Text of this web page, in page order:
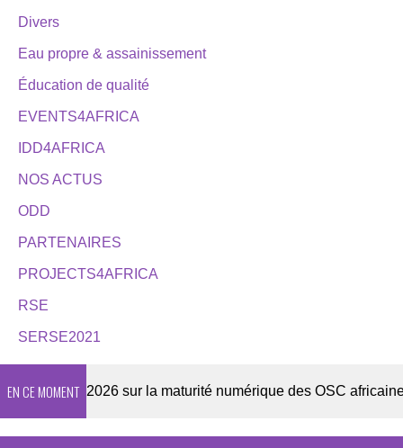
Divers
Eau propre & assainissement
Éducation de qualité
EVENTS4AFRICA
IDD4AFRICA
NOS ACTUS
ODD
PARTENAIRES
PROJECTS4AFRICA
RSE
SERSE2021
EN CE MOMENT2026 sur la maturité numérique des OSC africaines